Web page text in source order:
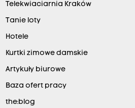
Telekwiaciarnia Kraków
Tanie loty
Hotele
Kurtki zimowe damskie
Artykuły biurowe
Baza ofert pracy
the:blog